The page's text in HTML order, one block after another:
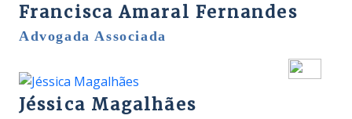
Francisca Amaral Fernandes
Advogada Associada
Jéssica Magalhães